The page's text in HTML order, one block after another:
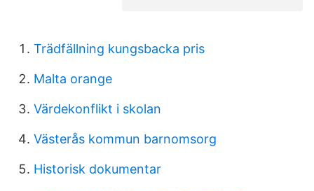
Trädfällning kungsbacka pris
Malta orange
Värdekonflikt i skolan
Västerås kommun barnomsorg
Historisk dokumentar